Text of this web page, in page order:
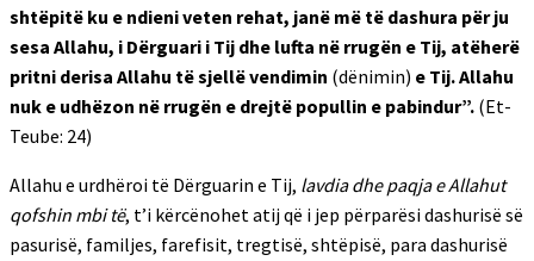
shtëpitë ku e ndieni veten rehat, janë më të dashura për ju
sesa Allahu, i Dërguari i Tij dhe lufta në rrugën e Tij, atëherë
pritni derisa Allahu të sjellë vendimin (dënimin) e Tij. Allahu
nuk e udhëzon në rrugën e drejtë popullin e pabindur”. (Et-
Teube: 24)
Allahu e urdhëroi të Dërguarin e Tij, lavdia dhe paqja e Allahut
qofshin mbi të, t’i kërcënohet atij që i jep përparësi dashurisë së
pasurisë, familjes, farefisit, tregtisë, shtëpisë, para dashurisë